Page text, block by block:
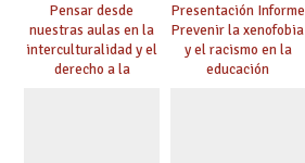
Pensar desde
nuestras aulas en la
interculturalidad y el
derecho a la
Presentación Informe
Prevenir la xenofobia
y el racismo en la
educación